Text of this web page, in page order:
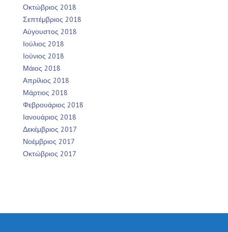
Οκτώβριος 2018
Σεπτέμβριος 2018
Αύγουστος 2018
Ιούλιος 2018
Ιούνιος 2018
Μάιος 2018
Απρίλιος 2018
Μάρτιος 2018
Φεβρουάριος 2018
Ιανουάριος 2018
Δεκέμβριος 2017
Νοέμβριος 2017
Οκτώβριος 2017